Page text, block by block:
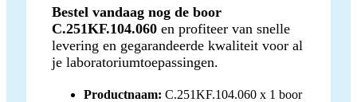
Bestel vandaag nog de boor
C.251KF.104.060 en profiteer van snelle
levering en gegarandeerde kwaliteit voor al
je laboratoriumtoepassingen.
Productnaam: C.251KF.104.060 x 1 boor